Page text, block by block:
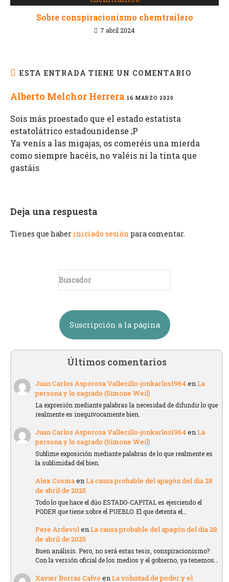
Sobre conspiracionismo chemtrailero
7 abril 2024
ESTA ENTRADA TIENE UN COMENTARIO
Alberto Melchor Herrera 16 MARZO 2020
Sois más proestado que el estado estatista
estatolátrico estadounidense ;P
Ya venís a las migajas, os comeréis una mierda
como siempre hacéis, no valéis ni la tinta que
gastáis
Deja una respuesta
Tienes que haber iniciado sesión para comentar.
Suscripción a la página
Últimos comentarios
Juan Carlos Asporosa Vallecillo-jonkarlos1964enLa
persona y lo sagrado (Simone Weil)
La expresión mediante palabras la necesidad de difundir lo que
realmente es inequívocamente bien.
Juan Carlos Asporosa Vallecillo-jonkarlos1964enLa
persona y lo sagrado (Simone Weil)
Sublime exposición mediante palabras de lo que realmente es
la sublimidad del bien.
Alex CosmaenLa causa probable del apagón del día 28
de abril de 2025
Todo lo que hace el dúo ESTADO-CAPITAL es ejerciendo el
PODER que tiene sobre el PUEBLO. El que detenta el…
Pere ArdevolenLa causa probable del apagón del día 28
de abril de 2025
Buen análisis. Pero, no será estas tesis, conspiracionismo?
Con la versión oficial de los medios y el gobierno, ya tenemos…
Xavier Borràs Calvo enLa voluntad de poder y el